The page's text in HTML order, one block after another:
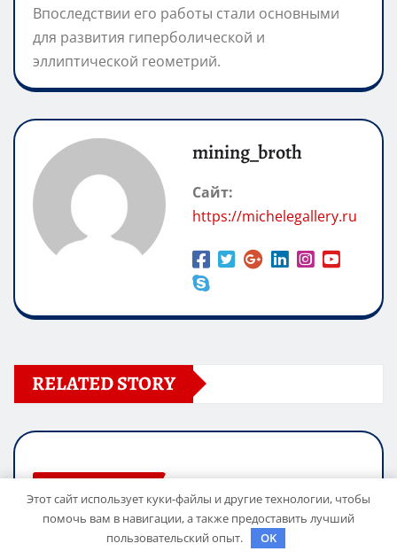
Впоследствии его работы стали основными
для развития гиперболической и
эллиптической геометрий.
mining_broth
Сайт:
https://michelegallery.ru
RELATED STORY
UNCATEGORISED
Галилео Галилей — известный ученый
и его открытия — краткая биография,
Этот сайт использует куки-файлы и другие технологии, чтобы
помочь вам в навигации, а также предоставить лучший
пользовательский опыт.
OK